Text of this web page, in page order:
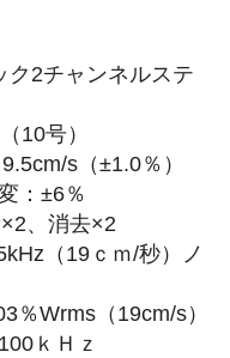
ク2チャンネルステ
10号）
s（±1.0％）
：±6％
、消去×2
（19ｃｍ/秒）ノ
％Wrms（19cm/s）
ｋＨｚ